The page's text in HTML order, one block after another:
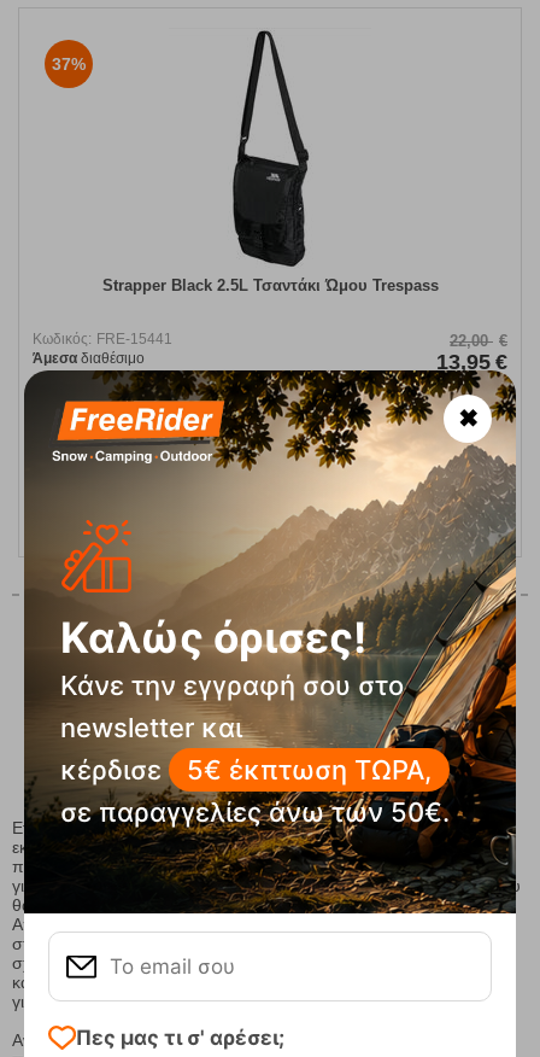
37%
Strapper Black 2.5L Τσαντάκι Ώμου Trespass
Κωδικός: FRE-15441
Άμεσα διαθέσιμο
22,00 €
13,95 €
2
Ετοιμαστείτε να εξερευνήσετε τον κόσμο της φύσης με την
εκλεπτυσμένη συλλογή σεεξοπλισμό βουνού
είδη camping
που προσφέρει η εταιρεία μας. Καθώς η φύση καλεί, είμαστε εδώ
για να σας εφοδιάσουμε με τα καλύτερα εργαλεία και αξεσουάρ που
θα κάνουν την κάθε σας εξόρμηση μοναδική και αξέχαστη.
Από τις απίστευτες ορειβατικές περιπέτειες μέχρι τις χαλαρές
στιγμές κάτω από τα αστέρια της βραδιάς, ο εξοπλισμός μας είναι
σχεδιασμένος για να καλύψει κάθε ανάγκη. Με εξαιρετική ποιότητα
και λειτουργικότητα, τα προϊόντα μας είναι το απαραίτητο εργαλείο
για κάθε περιπέτεια.
Ανακαλύψτε την ποικιλία μας σήμερα και ετοιμαστείτε να ζήσετε τις
✖
Καλώς όρισες!
Κάνε την εγγραφή σου στο
newsletter και
κέρδισε
5€ έκπτωση ΤΩΡΑ,
σε παραγγελίες άνω των 50€.
Πες μας τι σ' αρέσει;